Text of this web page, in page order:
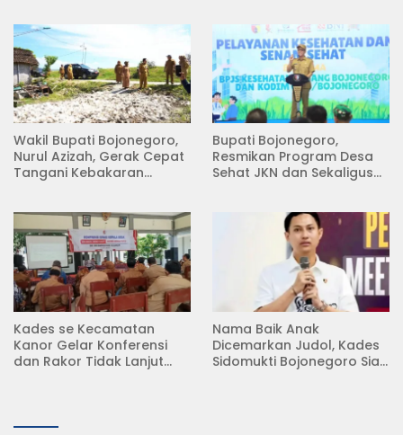
Wakil Bupati Bojonegoro,
Nurul Azizah, Gerak Cepat
Tangani Kebakaran
Bupati Bojonegoro,
Resmikan Program Desa
Sehat JKN dan Sekaligus
Kades se Kecamatan
Kanor Gelar Konferensi
dan Rakor Tidak Lanjut
Nama Baik Anak
Dicemarkan Judol, Kades
Sidomukti Bojonegoro Siap